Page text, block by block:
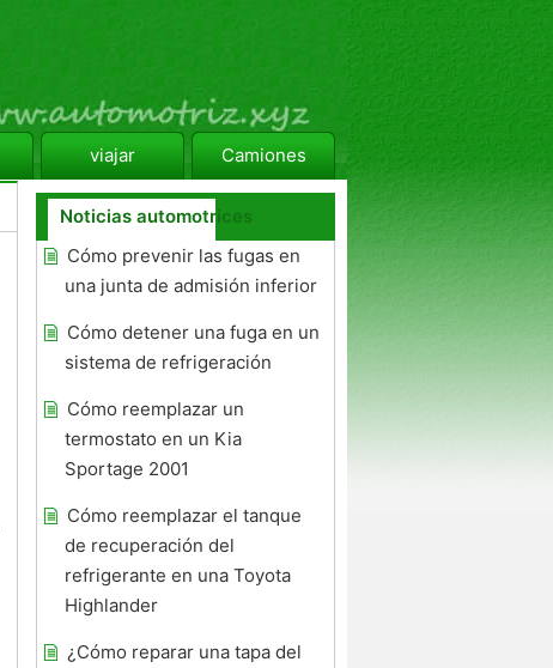
viajar Camiones
Noticias automotrices
Cómo prevenir las fugas en
una junta de admisión inferior
Cómo detener una fuga en un
sistema de refrigeración
Cómo reemplazar un
termostato en un Kia
Sportage 2001
Cómo reemplazar el tanque
de recuperación del
refrigerante en una Toyota
Highlander
¿Cómo reparar una tapa del